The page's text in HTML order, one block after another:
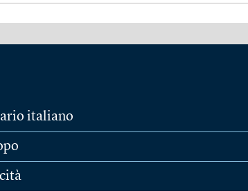
italiano